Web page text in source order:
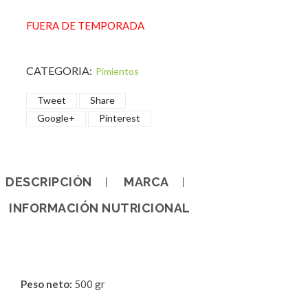
FUERA DE TEMPORADA
CATEGORIA: Pimientos
Tweet
Share
Google+
Pinterest
DESCRIPCIÓN
MARCA
INFORMACIÓN NUTRICIONAL
Peso neto: 500 gr